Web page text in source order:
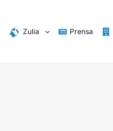
Zulia Prensa